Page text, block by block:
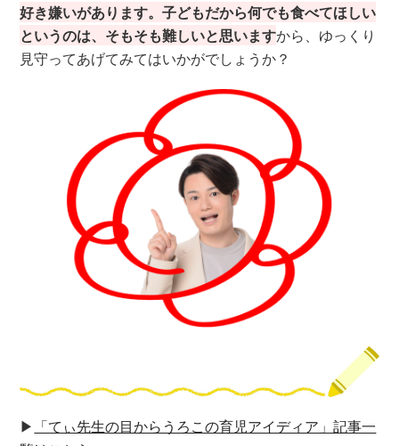
好き嫌いがあります。子どもだから何でも食べてほしい
というのは、そもそも難しいと思いますから、ゆっくり
見守ってあげてみてはいかがでしょうか？
▶︎ 「てぃ先生の目からうろこの育児アイディア」記事一